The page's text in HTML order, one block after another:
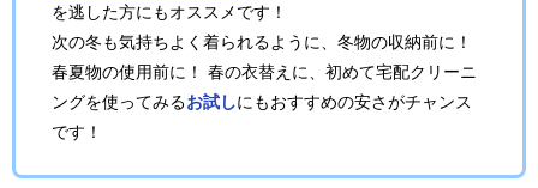
を逃した方にもオススメです！
次の冬も気持ちよく着られるように、冬物の収納前に！
春夏物の使用前に！ 春の衣替えに、初めて宅配クリーニ
ングを使ってみるお試しにもおすすめの安さがチャンス
です！